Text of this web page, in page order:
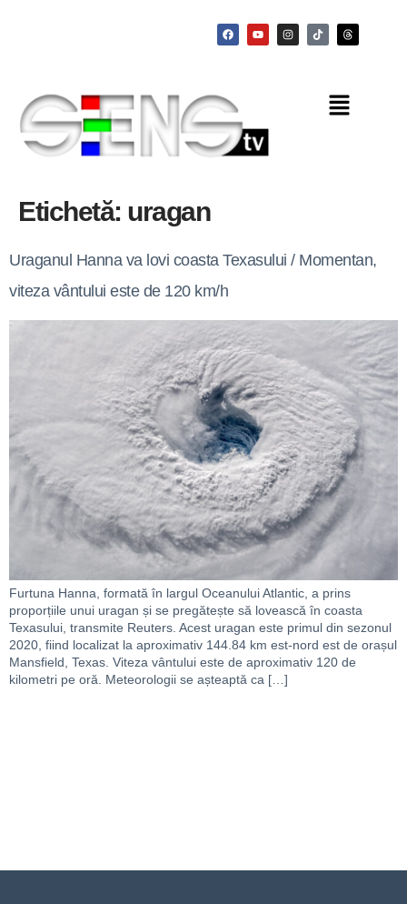
Etichetă: uragan
Uraganul Hanna va lovi coasta Texasului / Momentan,
viteza vântului este de 120 km/h
Furtuna Hanna, formată în largul Oceanului Atlantic, a prins
proporțiile unui uragan și se pregătește să lovească în coasta
Texasului, transmite Reuters. Acest uragan este primul din sezonul
2020, fiind localizat la aproximativ 144.84 km est-nord est de orașul
Mansfield, Texas. Viteza vântului este de aproximativ 120 de
kilometri pe oră. Meteorologii se așteaptă ca […]